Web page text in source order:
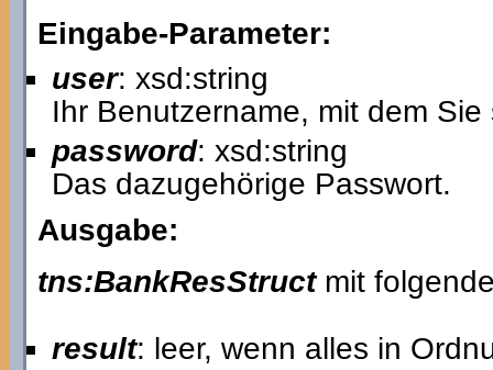
Eingabe-Parameter:
user: xsd:string
Ihr Benutzername, mit dem
password: xsd:string
Das dazugehörige Passwort.
Ausgabe:
tns:BankResStructmit
result: leer, wenn alles in